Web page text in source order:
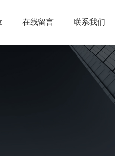
在线留言 联系我们